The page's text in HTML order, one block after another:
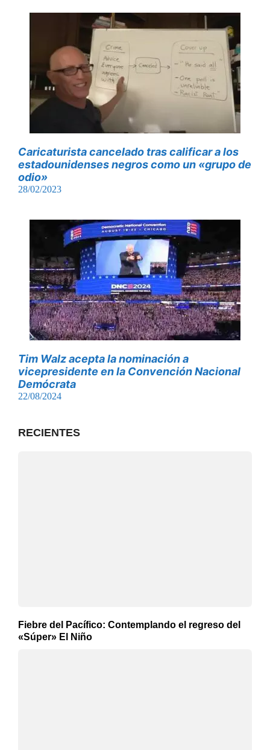
Caricaturista cancelado tras calificar a los
estadounidenses negros como un «grupo de
odio»
28/02/2023
Tim Walz acepta la nominación a
vicepresidente en la Convención Nacional
Demócrata
22/08/2024
RECIENTES
Fiebre del Pacífico: Contemplando el regreso del
«Súper» El Niño